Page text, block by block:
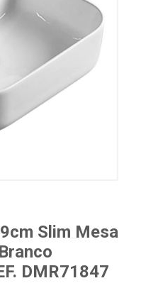
Slim Mesa
DMR71847